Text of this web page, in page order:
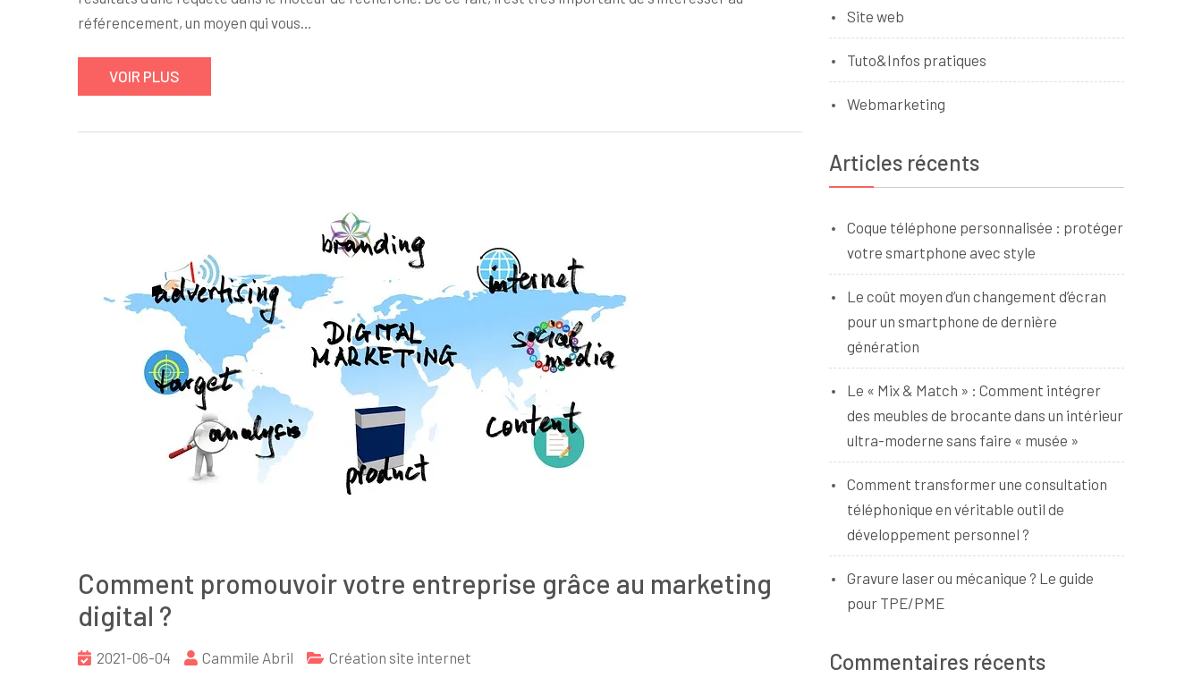
référencement, un moyen qui vous…
VOIR PLUS
Comment promouvoir votre entreprise grâce au marketing
digital ?
2021-06-04 Cammile Abril Création site internet
Site web
Tuto&Infos pratiques
Webmarketing
Articles récents
Coque téléphone personnalisée : protéger
votre smartphone avec style
Le coût moyen d’un changement d’écran
pour un smartphone de dernière
génération
Le « Mix & Match » : Comment intégrer
des meubles de brocante dans un intérieur
ultra-moderne sans faire « musée »
Comment transformer une consultation
téléphonique en véritable outil de
développement personnel ?
Gravure laser ou mécanique ? Le guide
pour TPE/PME
Commentaires récents